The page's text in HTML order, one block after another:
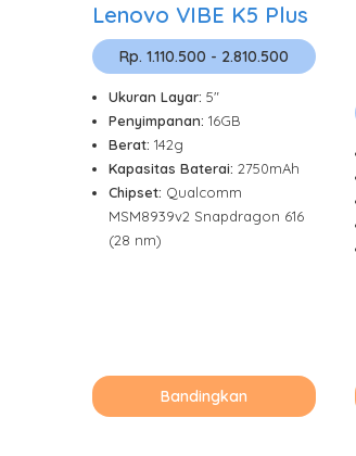
Lenovo VIBE K5 Plus
Rp. 1.110.500 - 2.810.500
Ukuran Layar: 5"
Penyimpanan: 16GB
Berat: 142g
Kapasitas Baterai: 2750mAh
Chipset: Qualcomm
MSM8939v2 Snapdragon 616
(28 nm)
Bandingkan